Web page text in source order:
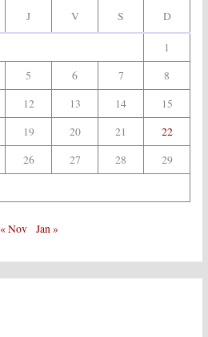
J V S D
1
5 6 7
8
12 13 14
15
19 20 21
22
26 27 28
29
« Nov Jan »